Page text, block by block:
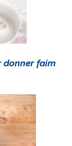
donner faim